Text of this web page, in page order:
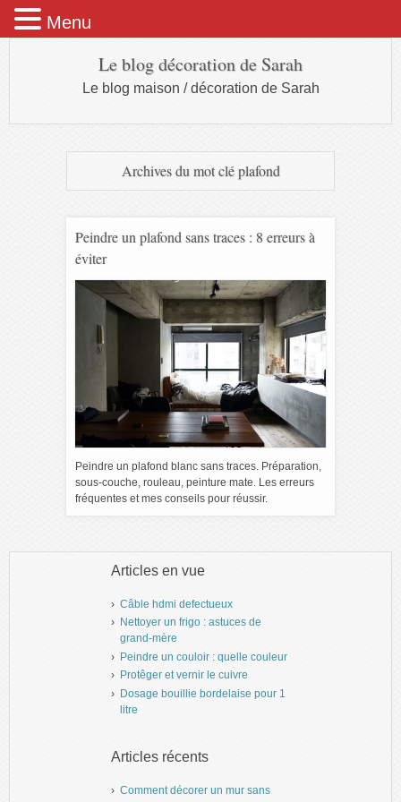
Le blog décoration de Sarah
Le blog maison / décoration de Sarah
Archives du mot cléplafond
Peindre un plafond sans traces : 8 erreurs à
éviter
Peindre un plafond blanc sans traces. Préparation,
sous-couche, rouleau, peinture mate. Les erreurs
fréquentes et mes conseils pour réussir.
Articles en vue
Câble hdmi defectueux
Nettoyer un frigo : astuces de
grand-mère
Peindre un couloir : quelle couleur
Protêger et vernir le cuivre
Dosage bouillie bordelaise pour 1
litre
Articles récents
Comment décorer un mur sans
Menu